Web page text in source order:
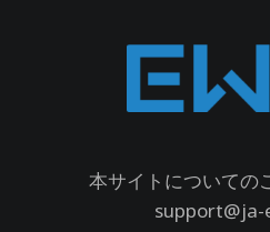
本サイトについての